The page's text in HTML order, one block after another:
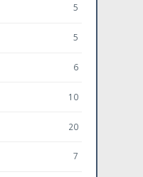
5
5
6
10
20
7